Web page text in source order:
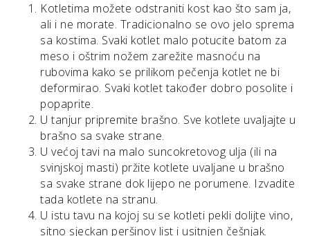
Kotletima možete odstraniti kost kao što sam ja,
ali i ne morate. Tradicionalno se ovo jelo sprema
sa kostima. Svaki kotlet malo potucite batom za
meso i oštrim nožem zarežite masnoću na
rubovima kako se prilikom pečenja kotlet ne bi
deformirao. Svaki kotlet također dobro posolite i
popaprite.
U tanjur pripremite brašno. Sve kotlete uvaljajte u
brašno sa svake strane.
U većoj tavi na malo suncokretovog ulja (ili na
svinjskoj masti) pržite kotlete uvaljane u brašno
sa svake strane dok lijepo ne porumene. Izvadite
tada kotlete na stranu.
U istu tavu na kojoj su se kotleti pekli dolijte vino,
sitno sjeckan peršinov list i usitnjen češnjak.